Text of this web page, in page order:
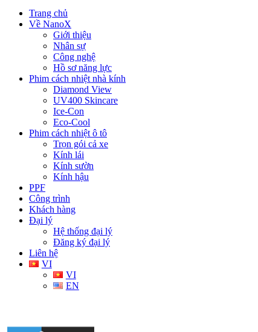
Trang chủ
Về NanoX
Giới thiệu
Nhân sự
Công nghệ
Hồ sơ năng lực
Phim cách nhiệt nhà kính
Diamond View
UV400 Skincare
Ice-Con
Eco-Cool
Phim cách nhiệt ô tô
Trọn gói cả xe
Kính lái
Kính sườn
Kính hậu
PPF
Công trình
Khách hàng
Đại lý
Hệ thống đại lý
Đăng ký đại lý
Liên hệ
VI
VI
EN